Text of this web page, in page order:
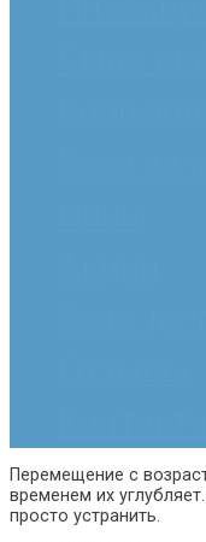
Перемещение с
временем их
просто устранить.